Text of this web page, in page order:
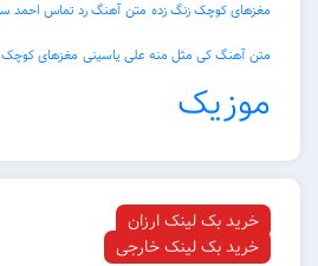
مغزهای کوچک زنگ زده متن آهنگ رد تماس احمد
متن آهنگ کی مثل منه علی یاسینی مغزهای کوچک
موزیک
خرید بک لینک ارزان
خرید بک لینک خارجی